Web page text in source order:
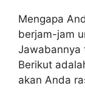
Mengapa
berjam-jam
Jawabannya
Berikut
akan Anda